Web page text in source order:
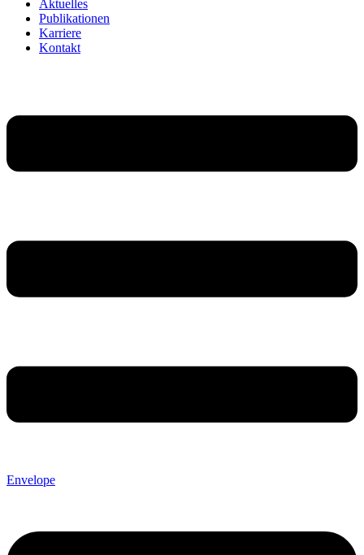
Aktuelles
Publikationen
Karriere
Kontakt
Envelope